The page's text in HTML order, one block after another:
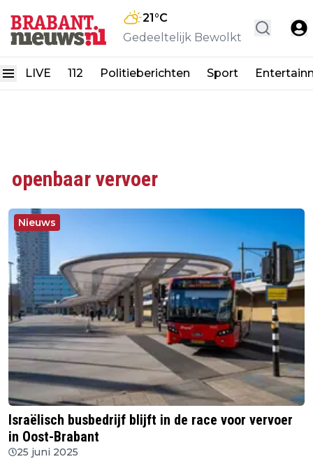
21 °C
Gedeeltelijk Bewolkt
LIVE 112 Politieberichten Sport
openbaar vervoer
Nieuws
Israëlisch busbedrijf blijft in de race voor vervoer
in Oost-Brabant
25 juni 2025